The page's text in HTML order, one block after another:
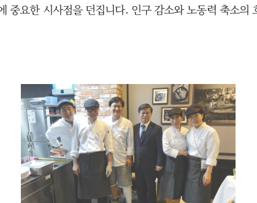
요한 시사점을 던집니다. 인구 감소와 노동력 축소의